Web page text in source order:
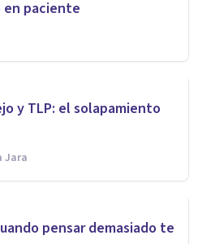
paciente
y TLP: el solapamiento
Jara
pensar demasiado te